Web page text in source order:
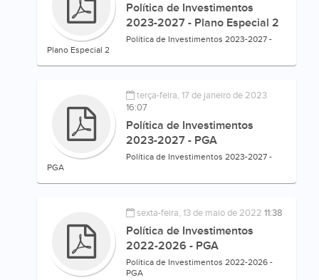
Política de Investimentos
2023-2027 - Plano Especial 2
Política de Investimentos 2023-2027 -
Plano Especial 2
terça-feira, 17 de janeiro de 2023
16:07
Política de Investimentos
2023-2027 - PGA
Política de Investimentos 2023-2027 -
PGA
sexta-feira, 13 de maio de 202211:38
Política de Investimentos
2022-2026 - PGA
Política de Investimentos 2022-2026 -
PGA